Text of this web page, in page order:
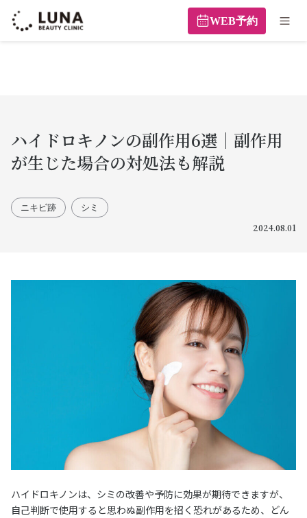
WEB予約
ハイドロキノンの副作用6選｜副作用
が生じた場合の対処法も解説
ニキビ跡 シミ
2024.08.01
ハイドロキノンは、シミの改善や予防に効果が期待できますが、
自己判断で使用すると思わぬ副作用を招く恐れがあるため、どん